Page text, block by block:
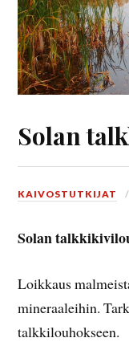
Solan
KAIVOSTUTKIJAT
Solan
Loikkaus
mineraaleihin.
talkkilouhokseen.